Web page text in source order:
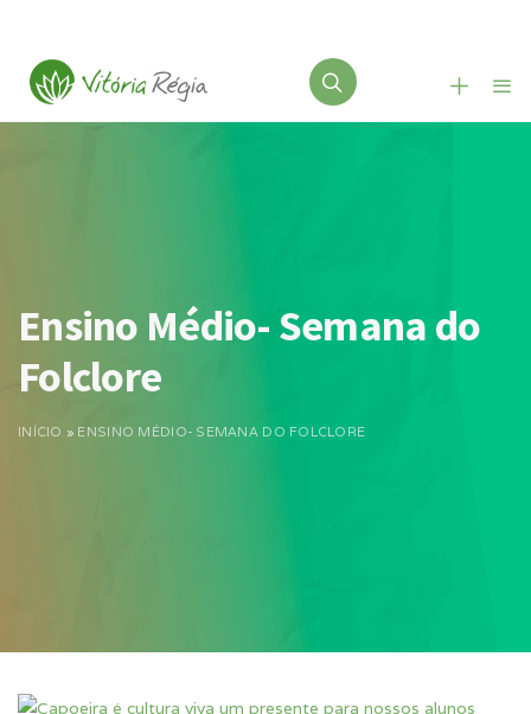
Ensino Médio- Semana do
Folclore
INÍCIO » ENSINO MÉDIO- SEMANA DO FOLCLORE